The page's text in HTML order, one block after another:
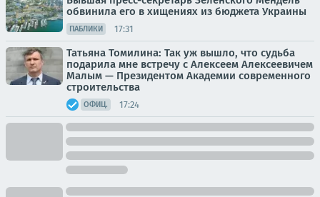
обвинила его в хищениях из бюджета Украины
ПАБЛИКИ 17:31
Татьяна Томилина: Так уж вышло, что судьба
подарила мне встречу с Алексеем Алексеевичем
Малым — Президентом Академии современного
строительства
ОФИЦ. 17:24